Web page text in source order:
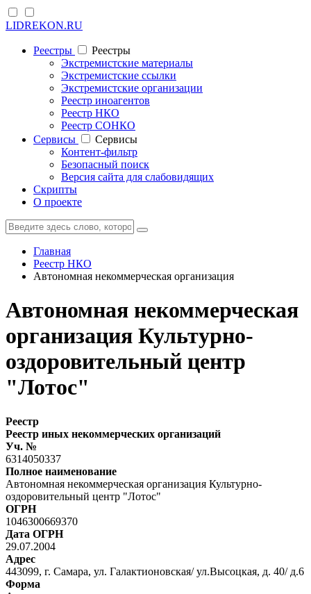
LIDREKON.RU
Реестры
Реестры
Экстремистские материалы
Экстремистские ссылки
Экстремистские организации
Реестр иноагентов
Реестр НКО
Реестр СОНКО
Cервисы
Cервисы
Контент-фильтр
Безопасный поиск
Версия сайта для слабовидящих
Скрипты
О проекте
Главная
Реестр НКО
Автономная некоммерческая организация
Автономная некоммерческая
организация Культурно-
оздоровительный центр
"Лотос"
Реестр
Реестр иных некоммерческих организаций
Уч. №
6314050337
Полное наименование
Автономная некоммерческая организация Культурно-
оздоровительный центр "Лотос"
ОГРН
1046300669370
Дата ОГРН
29.07.2004
Адрес
443099, г. Самара, ул. Галактионовская/ ул.Высоцкая, д. 40/ д.6
Форма